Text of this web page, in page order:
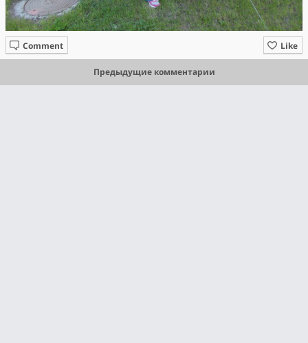
Like
Comment
Предыдущие комментарии